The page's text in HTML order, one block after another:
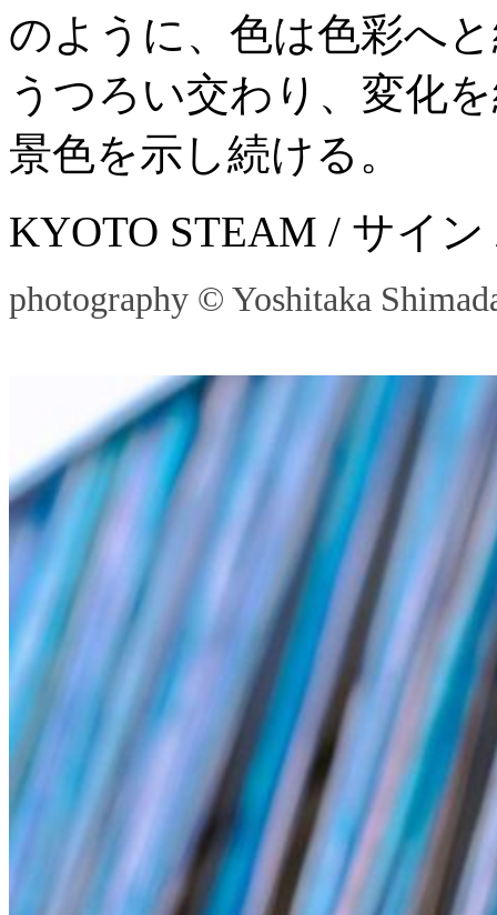
のように、色は色彩へ
うつろい交わり、変化
景色を示し続ける。
KYOTO STEAM / サイン
photography © Yoshitaka